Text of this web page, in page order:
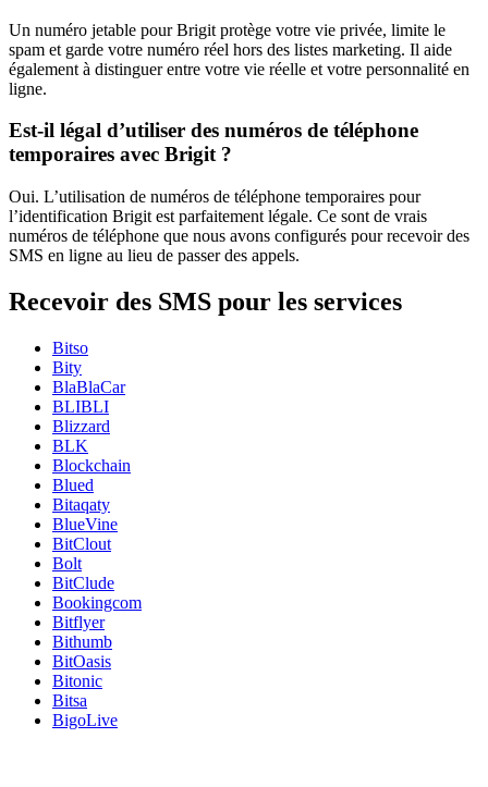
Un numéro jetable pour Brigit protège votre vie privée, limite le
spam et garde votre numéro réel hors des listes marketing. Il aide
également à distinguer entre votre vie réelle et votre personnalité en
ligne.
Est-il légal d’utiliser des numéros de téléphone
temporaires avec Brigit ?
Oui. L’utilisation de numéros de téléphone temporaires pour
l’identification Brigit est parfaitement légale. Ce sont de vrais
numéros de téléphone que nous avons configurés pour recevoir des
SMS en ligne au lieu de passer des appels.
Recevoir des SMS pour les services
Bitso
Bity
BlaBlaCar
BLIBLI
Blizzard
BLK
Blockchain
Blued
Bitaqaty
BlueVine
BitClout
Bolt
BitClude
Bookingcom
Bitflyer
Bithumb
BitOasis
Bitonic
Bitsa
BigoLive